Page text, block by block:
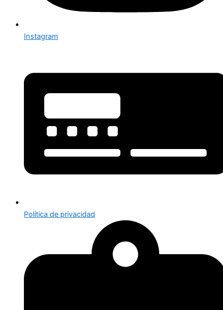
Instagram
Política de privacidad